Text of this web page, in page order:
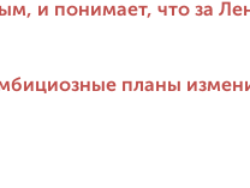
и понимает, что за
планы